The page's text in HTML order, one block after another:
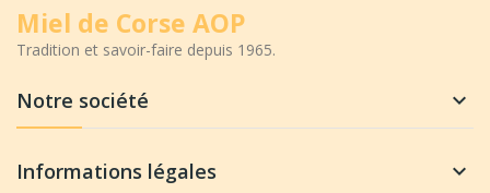
Miel de Corse AOP
Tradition et savoir-faire depuis 1965.
Notre société 
Informations légales 